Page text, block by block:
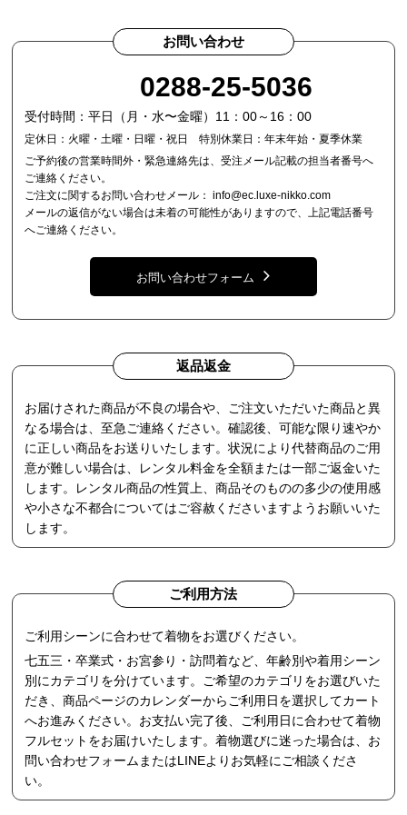
お問い合わせ
0288-25-5036
受付時間：平日（月・水〜金曜）11：00～16：00
定休日：火曜・土曜・日曜・祝日 特別休業日：年末年始・夏季休業
ご予約後の営業時間外・緊急連絡先は、受注メール記載の担当者番号へ
ご連絡ください。
ご注文に関するお問い合わせメール：info@ec.luxe-nikko.com
メールの返信がない場合は未着の可能性がありますので、上記電話番号
へご連絡ください。
お問い合わせフォーム
返品返金
お届けされた商品が不良の場合や、ご注文いただいた商品と異
なる場合は、至急ご連絡ください。確認後、可能な限り速やか
に正しい商品をお送りいたします。状況により代替商品のご用
意が難しい場合は、レンタル料金を全額または一部ご返金いた
します。レンタル商品の性質上、商品そのものの多少の使用感
や小さな不都合についてはご容赦くださいますようお願いいた
します。
ご利用方法
ご利用シーンに合わせて着物をお選びください。
七五三・卒業式・お宮参り・訪問着など、年齢別や着用シーン
別にカテゴリを分けています。ご希望のカテゴリをお選びいた
だき、商品ページのカレンダーからご利用日を選択してカート
へお進みください。お支払い完了後、ご利用日に合わせて着物
フルセットをお届けいたします。着物選びに迷った場合は、お
問い合わせフォームまたはLINEよりお気軽にご相談くださ
い。